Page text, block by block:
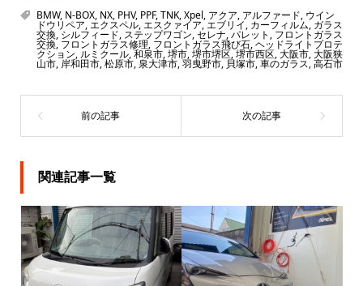
BMW, N-BOX, NX, PHV, PPF,TNK,Xpel, アクア, アルファード, ウイン
ドウリペア,エクスペル,エスクァイア,エブリイ, カーフィルム, ガラス
交換,シルフィード, ステップワゴン,セレナ,パレット , フロントガラス
交換, フロントガラス修理, フロントガラス飛び石,ヘッドライトプロテ
クション, ルミクール,和泉市,堺市,堺市堺区,堺市西区,大阪市,大阪狭
山市, 岸和田市,松原市,泉大津市,羽曳野市, 貝塚市,車のガラス,高石市
関連記事一覧